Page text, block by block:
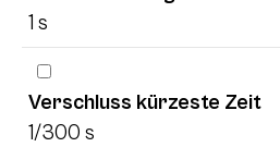
1 s
Verschluss kürzeste Zeit
1/300 s